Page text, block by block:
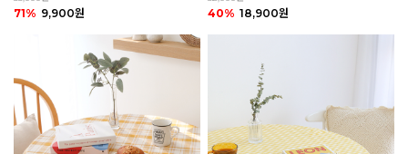
71% 9,900원 40% 18,900원